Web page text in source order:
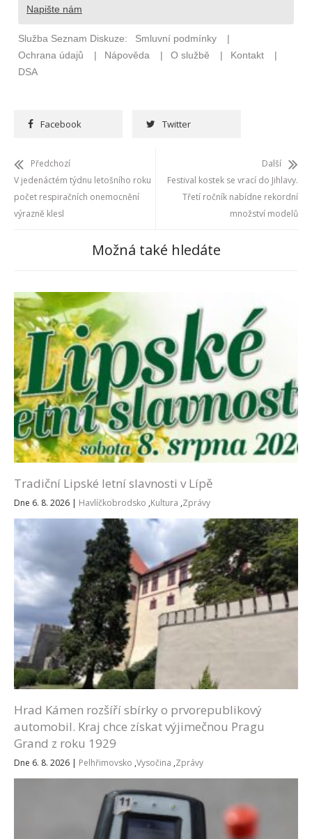
Facebook Twitter
Předchozí
V jedenáctém týdnu letošního roku
počet respiračních onemocnění
výrazně klesl
Další
Festival kostek se vrací do Jihlavy.
Třetí ročník nabídne rekordní
množství modelů
Možná také hledáte
Tradiční Lipské letní slavnosti v Lípě
Dne 6. 8. 2026 | Havlíčkobrodsko ,Kultura ,Zprávy
Hrad Kámen rozšíří sbírky o prvorepublikový
automobil. Kraj chce získat výjimečnou Pragu
Grand z roku 1929
Dne 6. 8. 2026 | Pelhřimovsko ,Vysočina ,Zprávy